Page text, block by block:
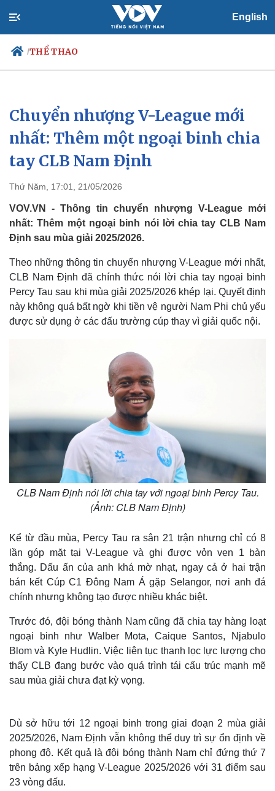
English
/THỂ THAO
Chính trị
Đảng
Tổ chức nhân sự
Quốc hội
Nhận diện sự thật
Xã hội
Dự báo thời tiết
Giáo dục
Chuyển nhượng V-League mới
nhất: Thêm một ngoại binh chia
tay CLB Nam Định
Thứ Năm, 17:01, 21/05/2026
VOV.VN - Thông tin chuyển nhượng V-League mới
nhất: Thêm một ngoại binh nói lời chia tay CLB Nam
Định sau mùa giải 2025/2026.
Theo những thông tin chuyển nhượng V-League mới nhất,
CLB Nam Định đã chính thức nói lời chia tay ngoại binh
Percy Tau sau khi mùa giải 2025/2026 khép lại. Quyết định
này không quá bất ngờ khi tiền vệ người Nam Phi chủ yếu
được sử dụng ở các đấu trường cúp thay vì giải quốc nội.
CLB Nam Định nói lời chia tay với ngoại binh Percy Tau.
(Ảnh: CLB Nam Định)
Kể từ đầu mùa, Percy Tau ra sân 21 trận nhưng chỉ có 8
lần góp mặt tại V-League và ghi được vỏn vẹn 1 bàn
thắng. Dấu ấn của anh khá mờ nhạt, ngay cả ở hai trận
bán kết Cúp C1 Đông Nam Á gặp Selangor, nơi anh đá
chính nhưng không tạo được nhiều khác biệt.
Trước đó, đội bóng thành Nam cũng đã chia tay hàng loạt
ngoại binh như Walber Mota, Caique Santos, Njabulo
Blom và Kyle Hudlin. Việc liên tục thanh lọc lực lượng cho
thấy CLB đang bước vào quá trình tái cấu trúc mạnh mẽ
sau mùa giải chưa đạt kỳ vọng.
Dù sở hữu tới 12 ngoại binh trong giai đoạn 2 mùa giải
2025/2026, Nam Định vẫn không thể duy trì sự ổn định về
phong độ. Kết quả là đội bóng thành Nam chỉ đứng thứ 7
trên bảng xếp hạng V-League 2025/2026 với 31 điểm sau
23 vòng đấu.